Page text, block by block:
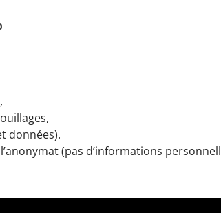
données).
(pas d’informations